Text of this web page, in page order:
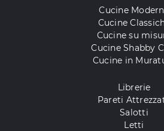
Cucine
Cucine
Cucine su
Cucine Shabby
Cucine in
Librerie
Pareti
Salotti
Letti